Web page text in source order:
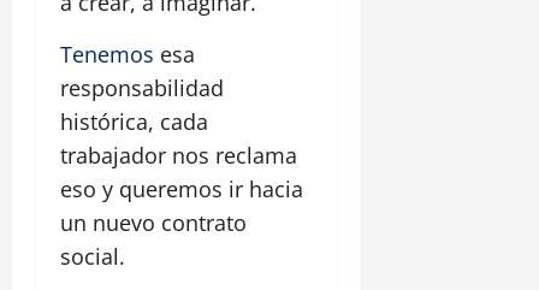
Tenemos esa
responsabilidad
histórica, cada
trabajador nos reclama
eso y queremos ir hacia
un nuevo contrato
social.